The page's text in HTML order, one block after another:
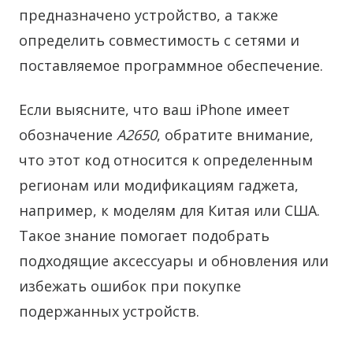
предназначено устройство, а также
определить совместимость с сетями и
поставляемое программное обеспечение.
Если выясните, что ваш iPhone имеет
обозначение A2650, обратите внимание,
что этот код относится к определенным
регионам или модификациям гаджета,
например, к моделям для Китая или США.
Такое знание помогает подобрать
подходящие аксессуары и обновления или
избежать ошибок при покупке
подержанных устройств.